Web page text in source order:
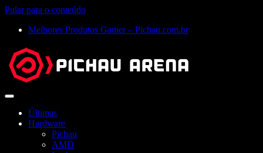
Pular para o conteúdo
Melhores Produtos Gamer – Pichau.com.br
Abrir
Últimas
Hardware
Pichau
AMD